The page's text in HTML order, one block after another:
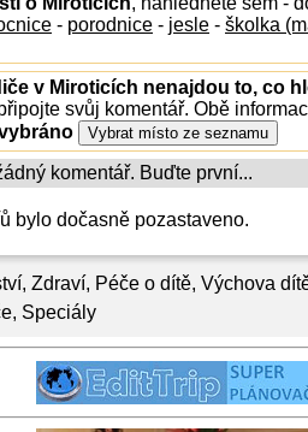
, Zdraví, Péče o dítě, Výchova
, Speciály
- porodnice - jesle - školka
v Miroticích nenajdou to, co
svůj komentář. Obě
komentář. Buďte první...
bylo dočasně pozastaveno.